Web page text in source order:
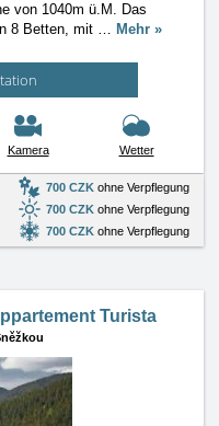
von 1040m ü.M. Das
8 Betten, mit … Mehr »
Kamera Wetter
700 CZK ohne Verpflegung
700 CZK ohne Verpflegung
700 CZK ohne Verpflegung
Turista